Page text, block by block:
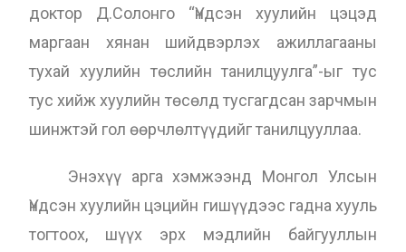
доктор Д.Солонго “Үндсэн хуулийн цэцэд
маргаан хянан шийдвэрлэх ажиллагааны
тухай хуулийн төслийн танилцуулга”-ыг тус
тус хийж хуулийн төсөлд тусгагдсан зарчмын
шинжтэй гол өөрчлөлтүүдийг танилцууллаа.
Энэхүү арга хэмжээнд Монгол Улсын
Үндсэн хуулийн цэцийн гишүүдээс гадна хууль
тогтоох, шүүх эрх мэдлийн байгууллын